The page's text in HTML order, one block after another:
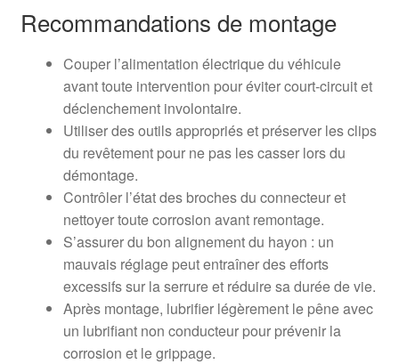
Recommandations de montage
Couper l’alimentation électrique du véhicule
avant toute intervention pour éviter court-circuit et
déclenchement involontaire.
Utiliser des outils appropriés et préserver les clips
du revêtement pour ne pas les casser lors du
démontage.
Contrôler l’état des broches du connecteur et
nettoyer toute corrosion avant remontage.
S’assurer du bon alignement du hayon : un
mauvais réglage peut entraîner des efforts
excessifs sur la serrure et réduire sa durée de vie.
Après montage, lubrifier légèrement le pêne avec
un lubrifiant non conducteur pour prévenir la
corrosion et le grippage.